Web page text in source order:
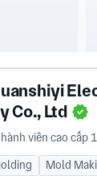
Co., Ltd
viên cao cấp
Mold